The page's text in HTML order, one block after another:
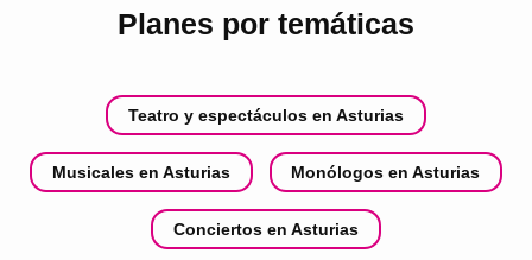
Planes por temáticas
Teatro y espectáculos en Asturias
Musicales en Asturias Monólogos en Asturias
Conciertos en Asturias